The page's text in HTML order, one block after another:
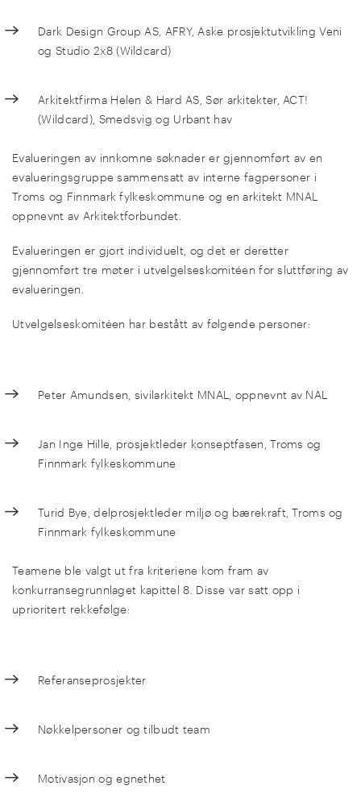
Dark Design Group AS, AFRY, Aske prosjektutvikling Veni
og Studio 2x8 (Wildcard)
Arkitektfirma Helen & Hard AS, Sør arkitekter, ACT!
(Wildcard), Smedsvig og Urbant hav
Evalueringen av innkomne søknader er gjennomført av en
evalueringsgruppe sammensatt av interne fagpersoner i
Troms og Finnmark fylkeskommune og en arkitekt MNAL
oppnevnt av Arkitektforbundet.
Evalueringen er gjort individuelt, og det er deretter
gjennomført tre møter i utvelgelseskomitéen for sluttføring av
evalueringen.
Utvelgelseskomitéen har bestått av følgende personer:
Peter Amundsen, sivilarkitekt MNAL, oppnevnt av NAL
Jan Inge Hille, prosjektleder konseptfasen, Troms og
Finnmark fylkeskommune
Turid Bye, delprosjektleder miljø og bærekraft, Troms og
Finnmark fylkeskommune
Teamene ble valgt ut fra kriteriene kom fram av
konkurransegrunnlaget kapittel 8. Disse var satt opp i
uprioritert rekkefølge:
Referanseprosjekter
Nøkkelpersoner og tilbudt team
Motivasjon og egnethet